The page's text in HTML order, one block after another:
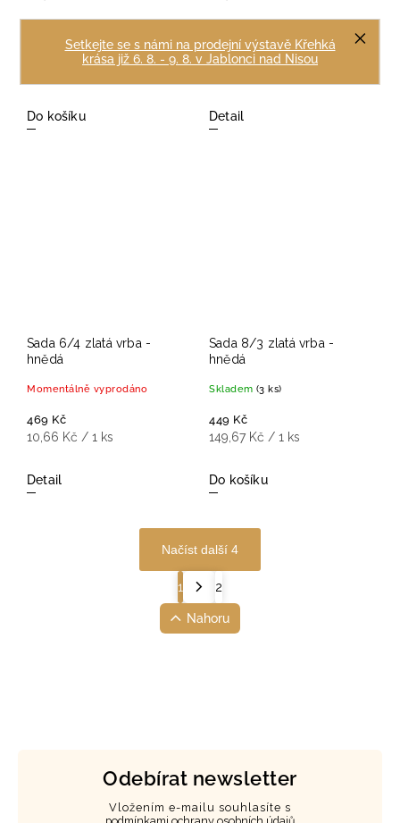
Setkejte se s námi na prodejní výstavě Křehká
krása již 6. 8. - 9. 8. v Jablonci nad Nisou
439 Kč
Do košíku
469 Kč
Detail
Sada 6/4 zlatá vrba -
hnědá
Momentálně vyprodáno
469 Kč
10,66 Kč / 1 ks
Detail
Sada 8/3 zlatá vrba -
hnědá
Skladem (3 ks)
449 Kč
149,67 Kč / 1 ks
Do košíku
Načíst další 4
1 2
Nahoru
Odebírat newsletter
Vložením e-mailu souhlasíte s